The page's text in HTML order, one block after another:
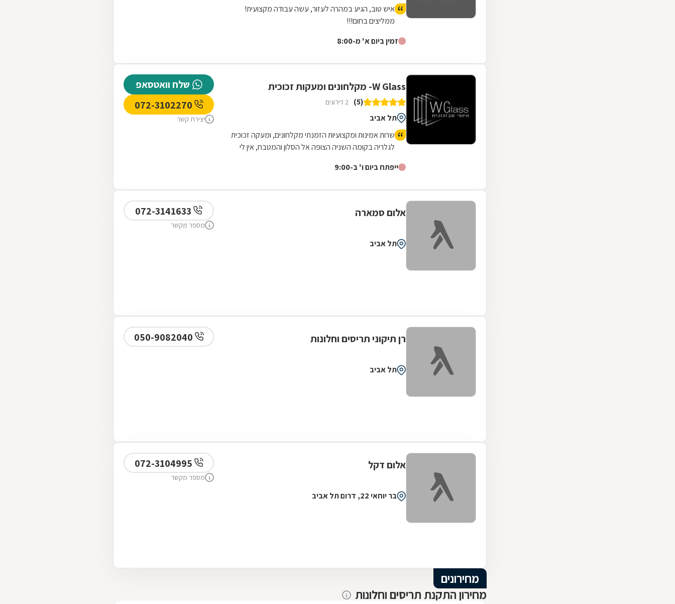
איש טוב, הגיע במהרה לעזור, עשה עבודה מקצועית!
ממליצים בחום!!!
זמין ביום א' מ-8:00
W Glass- מקלחונים ומעקות זכוכית
(5) 2 דירוגים
תל אביב
שרות אמינות ומקצועיות הזמנתי מקלחונים, ומעקה זכוכית
לגלריה בקומה השניה הצופה אל הסלון והמטבח, אין לי
עליכם, עבודה מושלמת!!
ייפתח ביום ו' ב-9:00
שלח וואטסאפ
יצירת קשר
אלום סמארה
תל אביב
מספר מקשר
רן תיקוני תריסים וחלונות
תל אביב
אלום דקל
בר יוחאי 22, דרום תל אביב
מספר מקשר
מחירונים
מחירון התקנת תריסים וחלונות